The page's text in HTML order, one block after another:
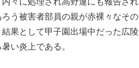
う被害者部員の親が赤裸々なその
果として甲子園出場中だった広陵
い炎上である。